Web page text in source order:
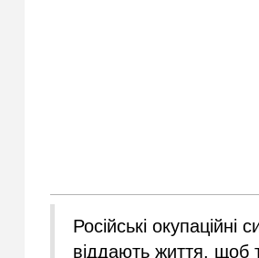
Російські
віддають життя, щоб